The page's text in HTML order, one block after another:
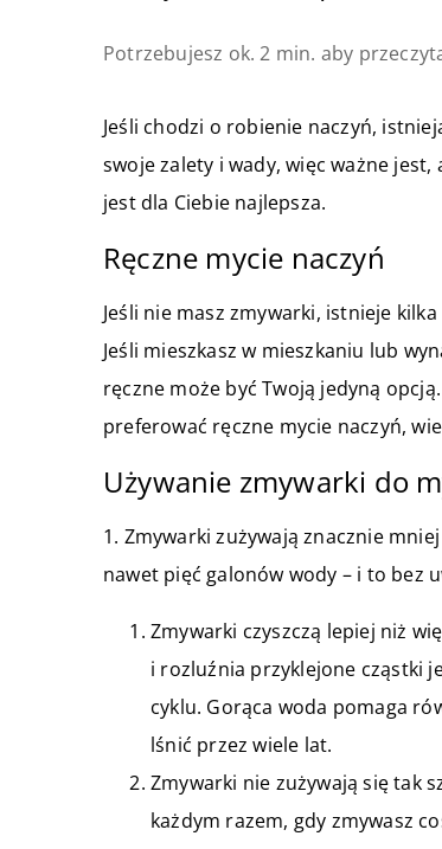
Potrzebujesz ok. 2 min. aby
Jeśli chodzi o robienie naczyń,
swoje zalety i wady, więc ważne
jest dla Ciebie najlepsza.
Ręczne mycie naczyń
Jeśli nie masz zmywarki, istnieje
Jeśli mieszkasz w mieszkaniu lub
ręczne może być Twoją jedyną
preferować ręczne mycie naczyń,
Używanie zmywarki do
1. Zmywarki zużywają znacznie
nawet pięć galonów wody – i to bez
Zmywarki czyszczą lepiej niż
i rozluźnia przyklejone cząstki
cyklu. Gorąca woda pomaga
lśnić przez wiele lat.
Zmywarki nie zużywają się tak
każdym razem, gdy zmywasz